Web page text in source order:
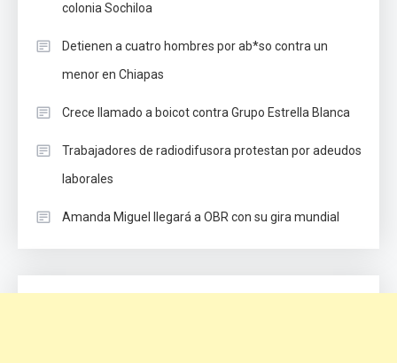
colonia Sochiloa
Detienen a cuatro hombres por ab*so contra un
menor en Chiapas
Crece llamado a boicot contra Grupo Estrella Blanca
Trabajadores de radiodifusora protestan por adeudos
laborales
Amanda Miguel llegará a OBR con su gira mundial